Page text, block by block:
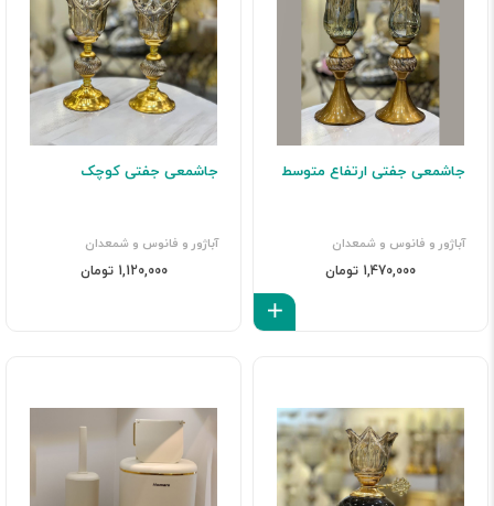
جاشمعی جفتی ارتفاع متوسط
آباژور و فانوس و شمعدان
1,470,000 تومان
جاشمعی جفتی کوچک
آباژور و فانوس و شمعدان
1,120,000 تومان